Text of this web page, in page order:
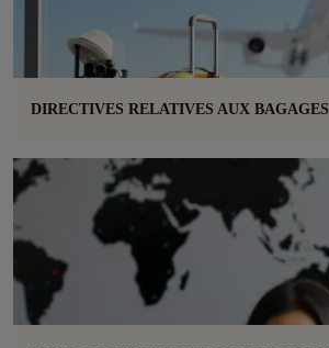
DIRECTIVES RELATIVES AUX BAGAGES